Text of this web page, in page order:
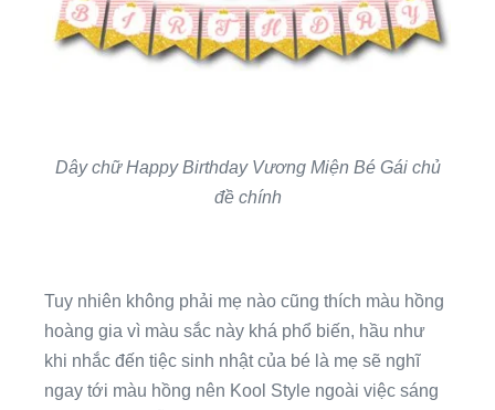
Dây chữ Happy Birthday Vương Miện Bé Gái chủ
đề chính
Tuy nhiên không phải mẹ nào cũng thích màu hồng
hoàng gia vì màu sắc này khá phổ biến, hầu như
khi nhắc đến tiệc sinh nhật của bé là mẹ sẽ nghĩ
ngay tới màu hồng nên Kool Style ngoài việc sáng